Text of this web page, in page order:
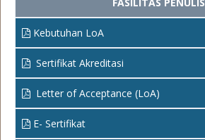
Kebutuhan LoA
Sertifikat Akreditasi
Letter of Acceptance (LoA)
E- Sertifikat